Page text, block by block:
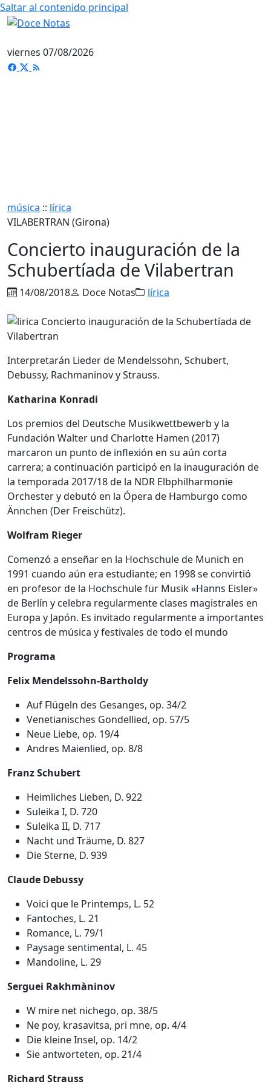
Saltar al contenido principal
viernes 07/08/2026
música :: lírica
VILABERTRAN (Girona)
Concierto inauguración de la
Schubertíada de Vilabertran
14/08/2018 Doce Notas lírica
Interpretarán Lieder de Mendelssohn, Schubert,
Debussy, Rachmaninov y Strauss.
Katharina Konradi
Los premios del Deutsche Musikwettbewerb y la
Fundación Walter und Charlotte Hamen (2017)
marcaron un punto de inflexión en su aún corta
carrera; a continuación participó en la inauguración de
la temporada 2017/18 de la NDR Elbphilharmonie
Orchester y debutó en la Ópera de Hamburgo como
Ännchen (Der Freischütz).
Wolfram Rieger
Comenzó a enseñar en la Hochschule de Munich en
1991 cuando aún era estudiante; en 1998 se convirtió
en profesor de la Hochschule für Musik «Hanns Eisler»
de Berlín y celebra regularmente clases magistrales en
Europa y Japón. Es invitado regularmente a importantes
centros de música y festivales de todo el mundo
Programa
Felix Mendelssohn-Bartholdy
Auf Flügeln des Gesanges, op. 34/2
Venetianisches Gondellied, op. 57/5
Neue Liebe, op. 19/4
Andres Maienlied, op. 8/8
Franz Schubert
Heimliches Lieben, D. 922
Suleika I, D. 720
Suleika II, D. 717
Nacht und Träume, D. 827
Die Sterne, D. 939
Claude Debussy
Voici que le Printemps, L. 52
Fantoches, L. 21
Romance, L. 79/1
Paysage sentimental, L. 45
Mandoline, L. 29
Serguei Rakhmàninov
W mire net nichego, op. 38/5
Ne poy, krasavitsa, pri mne, op. 4/4
Die kleine Insel, op. 14/2
Sie antworteten, op. 21/4
Richard Strauss